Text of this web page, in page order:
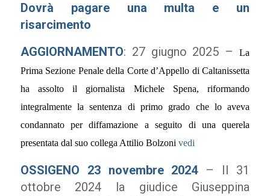
Dovrà pagare una multa e un
risarcimento
AGGIORNAMENTO: 27 giugno 2025 –La
Prima Sezione Penale della Corte d’Appello di Caltanissetta
ha assolto il giornalista Michele Spena, riformando
integralmente la sentenza di primo grado che lo aveva
condannato per diffamazione a seguito di una querela
presentata dal suo collega Attilio Bolzoni vedi
OSSIGENO 23 novembre 2024– Il 31
ottobre 2024 la giudice Giuseppina